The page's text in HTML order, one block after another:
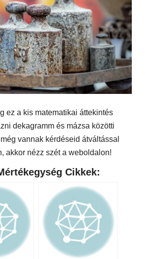
ez a kis matematikai áttekintés
dekagramm és mázsa közötti
vannak kérdéseid átváltással
akkor nézz szét a weboldalon!
Cikkek: